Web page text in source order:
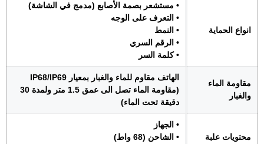
انواع الحماية
• مستشعر بصمة الأصابع (مدمج في الشاشة)
• التعرف على الوجه
• النمط
• الرقم السري
• كلمة السر
مقاومة الماء
والغبار
الهاتف مقاوم للماء والغبار بمعيار IP68/IP69
(مقاومة الماء تصل الى عمق 1.5 متر ولمدة 30
دقيقة تحت الماء)
محتويات علبة
• الجهاز
• الشاحن (68 واط)